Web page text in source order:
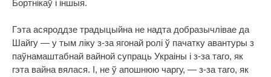
Бортнікаў і іншыя.
Гэта асяроддзе традыцыйна не надта добразычлівае да
Шайгу — у тым ліку з-за ягонай ролі ў пачатку авантуры з
паўнамаштабнай вайной супраць Украіны і з-за таго, як
гэта вайна вялася. І, не ў апошнюю чаргу, — з-за таго, як